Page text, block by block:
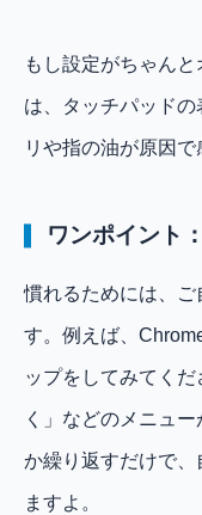
もし設定がちゃん
は、タッチパッド
リや指の油が原因で
ワンポイント
慣れるためには、
す。例えば、
ップをしてみてく
く」などのメニュ
か繰り返すだけで、
ますよ。